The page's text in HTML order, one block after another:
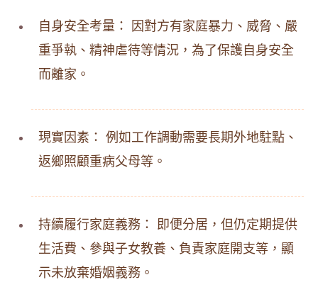
自身安全考量： 因對方有家庭暴力、威脅、嚴
重爭執、精神虐待等情況，為了保護自身安全
而離家。
現實因素： 例如工作調動需要長期外地駐點、
返鄉照顧重病父母等。
持續履行家庭義務： 即便分居，但仍定期提供
生活費、參與子女教養、負責家庭開支等，顯
示未放棄婚姻義務。